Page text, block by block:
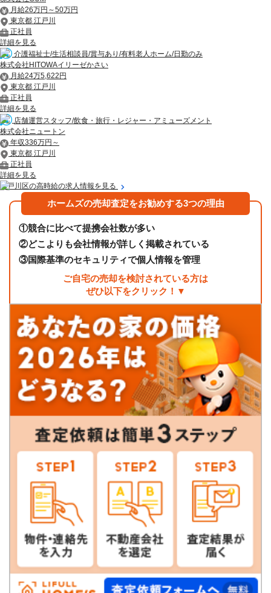
月給26万円～50万円
東京都 江戸川
正社員
詳細を見る
介護福祉士/生活相談員/賞与あり/有料老人ホーム/日勤のみ
株式会社HITOWAイリーゼかさい
月給24万5,622円
東京都 江戸川
正社員
詳細を見る
店舗運営スタッフ/飲食・旅行・レジャー・アミューズメント
株式会社ニュートン
年収336万円～
東京都 江戸川
正社員
詳細を見る
江戸川区の高時給の求人情報を見る
ホームズの売却査定をお勧めする3つの理由
①競合に比べて提携会社数が多い
②どこよりも会社情報が詳しく掲載されている
③国際基準のセキュリティで個人情報を管理
ご自宅の売却を検討されている方は
ぜひ以下をクリック！▼